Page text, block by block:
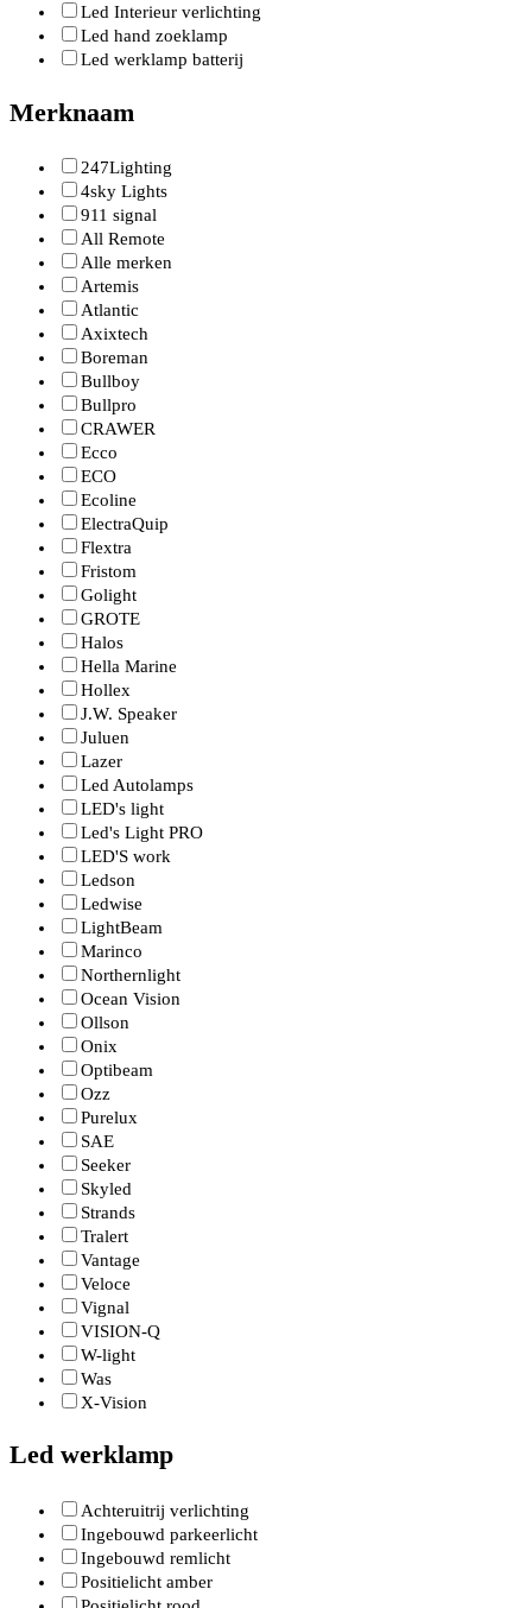
Led Interieur verlichting
Led hand zoeklamp
Led werklamp batterij
Merknaam
247Lighting
4sky Lights
911 signal
All Remote
Alle merken
Artemis
Atlantic
Axixtech
Boreman
Bullboy
Bullpro
CRAWER
Ecco
ECO
Ecoline
ElectraQuip
Flextra
Fristom
Golight
GROTE
Halos
Hella Marine
Hollex
J.W. Speaker
Juluen
Lazer
Led Autolamps
LED's light
Led's Light PRO
LED'S work
Ledson
Ledwise
LightBeam
Marinco
Northernlight
Ocean Vision
Ollson
Onix
Optibeam
Ozz
Purelux
SAE
Seeker
Skyled
Strands
Tralert
Vantage
Veloce
Vignal
VISION-Q
W-light
Was
X-Vision
Led werklamp
Achteruitrij verlichting
Ingebouwd parkeerlicht
Ingebouwd remlicht
Positielicht amber